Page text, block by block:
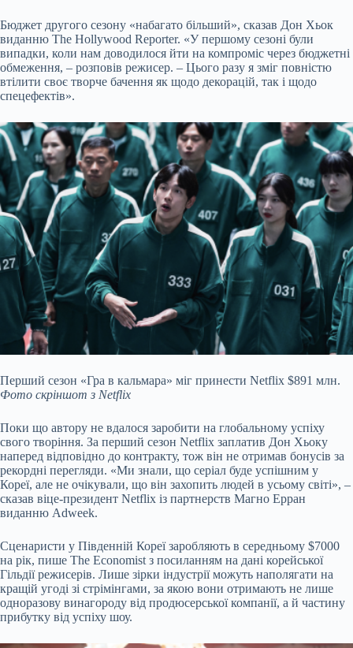
Бюджет другого сезону «набагато більший», сказав Дон Хьок
виданню The Hollywood Reporter. «У першому сезоні були
випадки, коли нам доводилося йти на компроміс через бюджетні
обмеження, – розповів режисер. – Цього разу я зміг повністю
втілити своє творче бачення як щодо декорацій, так і щодо
спецефектів».
Перший сезон «Гра в кальмара» міг принести Netflix $891 млн.
Фото скріншот з Netflix
Поки що автору не вдалося заробити на глобальному успіху
свого творіння. За перший сезон Netflix заплатив Дон Хьоку
наперед відповідно до контракту, тож він не отримав бонусів за
рекордні перегляди. «Ми знали, що серіал буде успішним у
Кореї, але не очікували, що він захопить людей в усьому світі», –
сказав віце-президент Netflix із партнерств Магно Ерран
виданню Adweek.
Сценаристи у Південній Кореї заробляють в середньому $7000
на рік, пише The Economist з посиланням на дані корейської
Гільдії режисерів. Лише зірки індустрії можуть наполягати на
кращій угоді зі стрімінгами, за якою вони отримають не лише
одноразову винагороду від продюсерської компанії, а й частину
прибутку від успіху шоу.